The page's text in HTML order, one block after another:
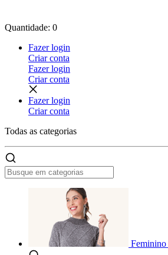
Quantidade: 0
Fazer login
Criar conta
Fazer login
Criar conta
Fazer login
Criar conta
Todas as categorias
Feminino